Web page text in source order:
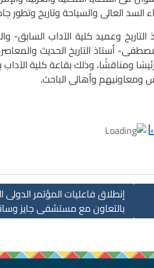
السد العالى والسياحة وتاريخ وتطور
وعميد كلية الآداب السابق-
أستاذ التاريخ الحديث
وذلك بقاعة كلية الآداب
ومعاونيهم وأهالى الباحث.
إنطلاق فاعليات المؤتمر
بالتعاون مع مستشفى جايز